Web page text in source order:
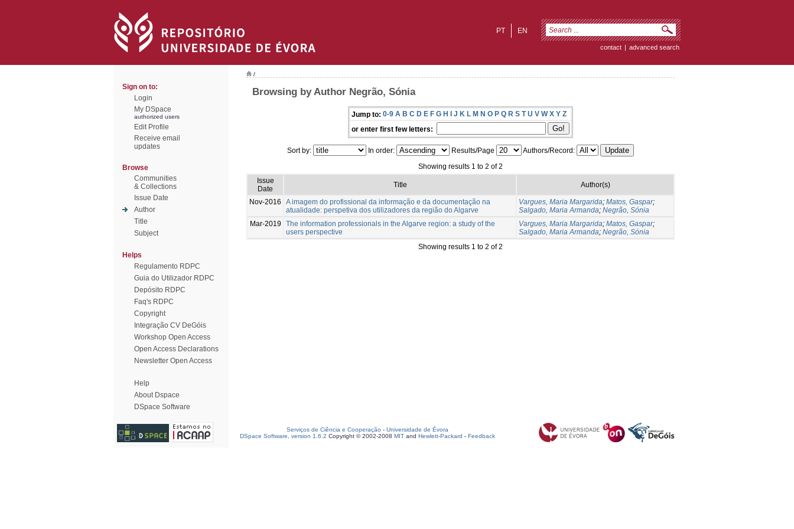
EN
PT
contact | advanced search
Sign on to:
Login
My DSpace
authorized users
Edit Profile
Receive email
updates
Browse
Communities
& Collections
Issue Date
Author
Title
Subject
Helps
Regulamento RDPC
Guia do Utilizador RDPC
Depósito RDPC
Faq's RDPC
Copyright
Integração CV DeGóis
Workshop Open Access
Open Access Declarations
Newsletter Open Access
Help
About Dspace
DSpace Software
/
Browsing by Author Negrão, Sónia
Jump to: 0-9 A B C D E F G H I J K L M N O P Q R S T U V W X Y Z
or enter first few letters:
Sort by: In order: Results/Page
Authors/Record:
Showing results 1 to 2 of 2
Issue
Date
Title Author(s)
Nov-2016
A imagem do profissional da informação e da documentação na
atualidade: perspetiva dos utilizadores da região do Algarve
Vargues, Maria Margarida; Matos, Gaspar;
Salgado, Maria Armanda; Negrão, Sónia
Mar-2019
The information professionals in the Algarve region: a study of the
users perspective
Vargues, Maria Margarida; Matos, Gaspar;
Salgado, Maria Armanda; Negrão, Sónia
Showing results 1 to 2 of 2
Serviços de Ciência e Cooperação - Universidade de Évora
DSpace Software, version 1.6.2 Copyright © 2002-2008 MIT and Hewlett-Packard - Feedback